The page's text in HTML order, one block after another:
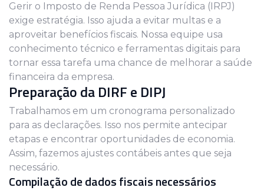
Gerir o Imposto de Renda Pessoa Jurídica (IRPJ)
exige estratégia. Isso ajuda a evitar multas e a
aproveitar benefícios fiscais. Nossa equipe usa
conhecimento técnico e ferramentas digitais para
tornar essa tarefa uma chance de melhorar a saúde
financeira da empresa.
Preparação da DIRF e DIPJ
Trabalhamos em um cronograma personalizado
para as declarações. Isso nos permite antecipar
etapas e encontrar oportunidades de economia.
Assim, fazemos ajustes contábeis antes que seja
necessário.
Compilação de dados fiscais necessários